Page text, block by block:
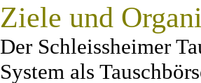
Ziele und
Der Schleissheimer
System als